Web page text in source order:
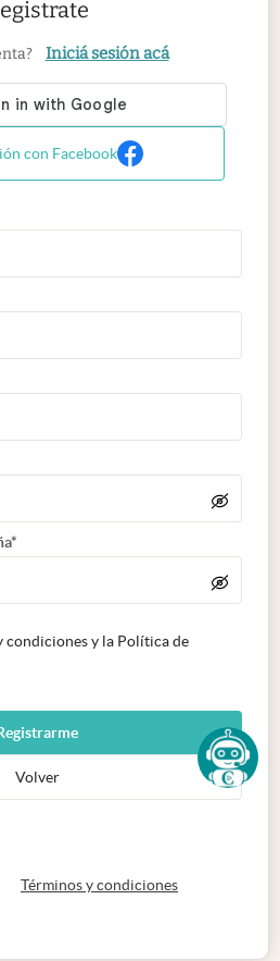
Iniciá sesión acá
con Facebook
condiciones y la Política de
Volver
en nueva pestaña
Términos y condicionesabre en nueva